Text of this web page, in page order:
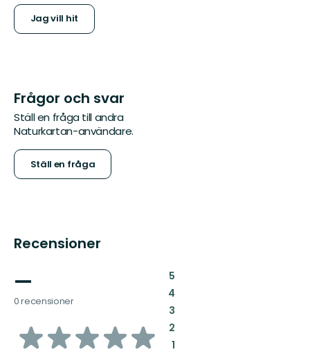
Jag vill hit
Frågor och svar
Ställ en fråga till andra
Naturkartan-användare.
Ställ en fråga
Recensioner
—
0 recensioner
av
5:
4:
3:
2:
1: